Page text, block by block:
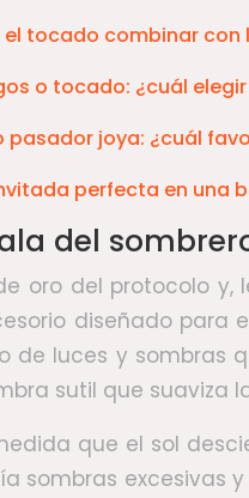
el tocado combinar
o tocado: ¿cuál
joya: ¿cuál
perfecta en una
del
oro del protocolo
diseñado para
de luces y sombras
sutil que suaviza
que el sol
sombras excesivas